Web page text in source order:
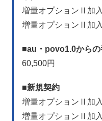
増量オプションⅡ加
増量オプションⅡ加
■au・povo1.0からの
60,500円
■新規契約
増量オプションⅡ加
増量オプションⅡ加